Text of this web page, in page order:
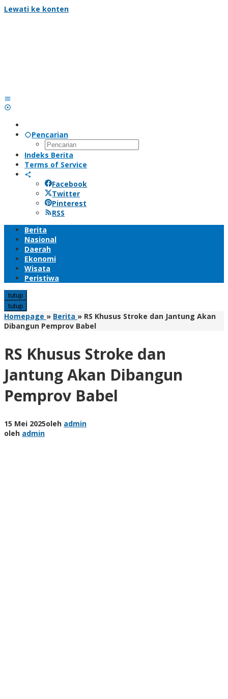
Lewati ke konten
Pencarian
Indeks Berita
Terms of Service
Facebook
Twitter
Pinterest
RSS
Berita
Nasional
Daerah
Ekonomi
Wisata
Peristiwa
tutup
tutup
Homepage » Berita » RS Khusus Stroke dan Jantung Akan
Dibangun Pemprov Babel
RS Khusus Stroke dan
Jantung Akan Dibangun
Pemprov Babel
15 Mei 2025oleh admin
oleh admin